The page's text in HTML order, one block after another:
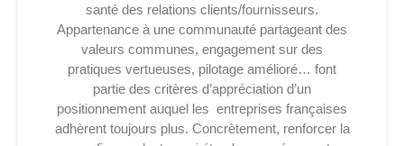
santé des relations clients/fournisseurs.
Appartenance à une communauté partageant des
valeurs communes, engagement sur des
pratiques vertueuses, pilotage amélioré… font
partie des critères d’appréciation d’un
positionnement auquel les entreprises françaises
adhèrent toujours plus. Concrètement, renforcer la